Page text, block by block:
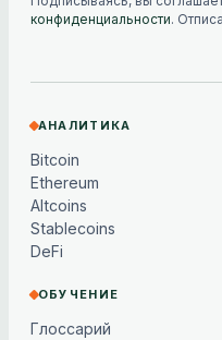
конфиденциальности.
АНАЛИТИКА
Bitcoin
Ethereum
Altcoins
Stablecoins
DeFi
ОБУЧЕНИЕ
Глоссарий